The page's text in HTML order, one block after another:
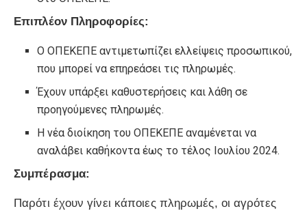
Επιπλέον Πληροφορίες:
Ο ΟΠΕΚΕΠΕ αντιμετωπίζει ελλείψεις προσωπικού,
που μπορεί να επηρεάσει τις πληρωμές.
Έχουν υπάρξει καθυστερήσεις και λάθη σε
προηγούμενες πληρωμές.
Η νέα διοίκηση του ΟΠΕΚΕΠΕ αναμένεται να
αναλάβει καθήκοντα έως το τέλος Ιουλίου 2024.
Συμπέρασμα:
Παρότι έχουν γίνει κάποιες πληρωμές, οι αγρότες